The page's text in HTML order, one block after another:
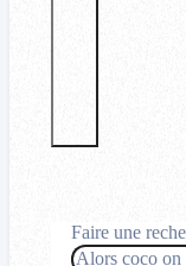
Faire une
Rechercher